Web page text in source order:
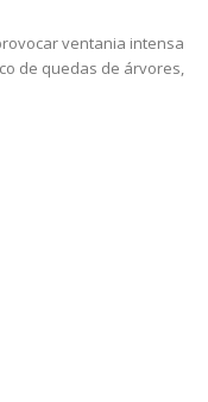
ventania intensa
de quedas de árvores,